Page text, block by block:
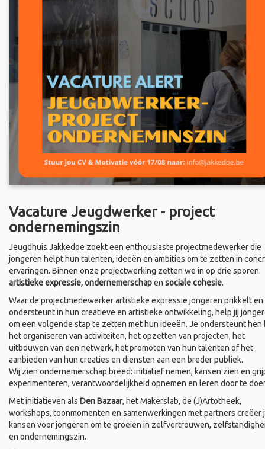
Vacature Jeugdwerker - project
ondernemingszin
Jeugdhuis Jakkedoe zoekt een enthousiaste projectmedewerker die
jongeren helpt hun talenten, ideeën en ambities om te zetten in
ervaringen. Binnen onze projectwerking zetten we in op drie sporen:
artistieke expressie, ondernemerschapen sociale cohesie.
Waar de projectmedewerker artistieke expressie jongeren prikkelt en
ondersteunt in hun creatieve en artistieke ontwikkeling, help jij
om een volgende stap te zetten met hun ideeën. Je ondersteunt hen
het organiseren van activiteiten, het opzetten van projecten, het
uitbouwen van een netwerk, het promoten van hun talenten of het
aanbieden van hun creaties en diensten aan een breder publiek.
Wij zien ondernemerschap breed: initiatief nemen, kansen zien en
experimenteren, verantwoordelijkheid opnemen en leren door te
Met initiatieven als Den Bazaar, het Makerslab, de (J)Artotheek,
workshops, toonmomenten en samenwerkingen met partners creëer
kansen voor jongeren om te groeien in zelfvertrouwen,
en ondernemingszin.